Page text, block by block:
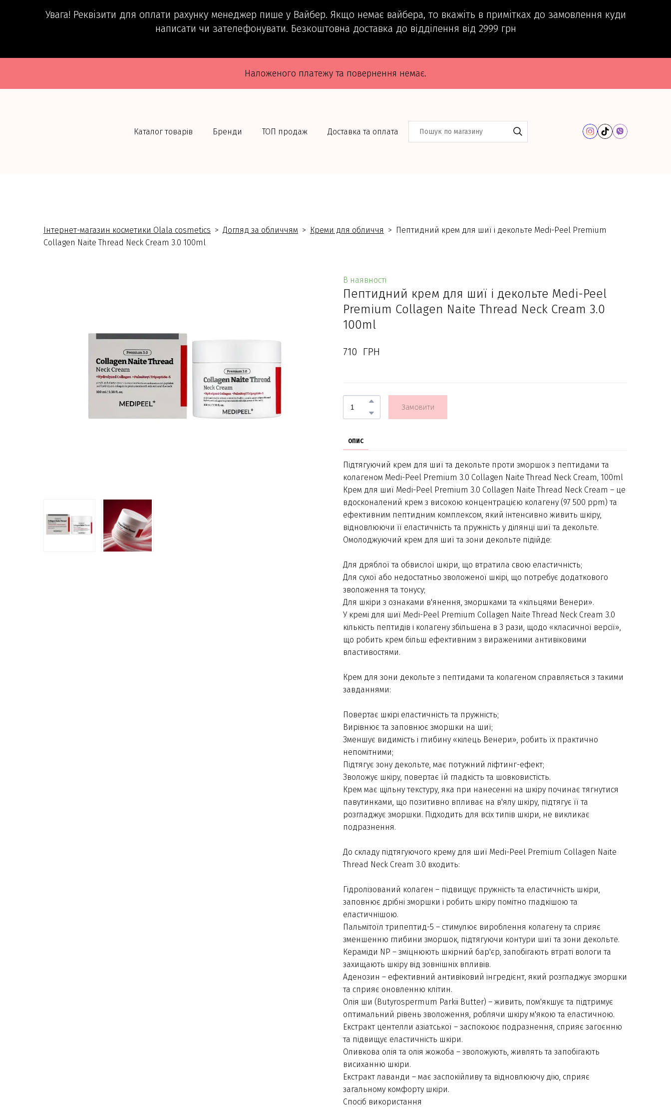
Увага! Реквізити для оплати рахунку менеджер пише у Вайбер. Якщо немає вайбера, то вкажіть в примітках до замовлення куди
написати чи зателефонувати. Безкоштовна доставка до відділення від 2999 грн
Наложеного платежу та повернення немає.
Каталог товарів Бренди ТОП продаж Доставка та оплата
Інтернет-магазин косметики Olala cosmetics Догляд за обличчям Креми для обличчя
Пептидний крем для шиї і декольте Medi-Peel Premium
Collagen Naite Thread Neck Cream 3.0 100ml
В наявності
Пептидний крем для шиї і декольте Medi-Peel
Premium Collagen Naite Thread Neck Cream 3.0
100ml
710  ГРН
Замовити
ОПИС
Підтягуючий крем для шиї та декольте проти зморшок з пептидами та
колагеном Medi-Peel Premium 3.0 Collagen Naite Thread Neck Cream, 100ml
Крем для шиї Medi-Peel Premium 3.0 Collagen Naite Thread Neck Cream – це
вдосконалений крем з високою концентрацією колагену (97 500 ppm) та
ефективним пептидним комплексом, який інтенсивно живить шкіру,
відновлюючи її еластичність та пружність у ділянці шиї та декольте.
Омолоджуючий крем для шиї та зони декольте підійде:
Для дряблої та обвислої шкіри, що втратила свою еластичність;
Для сухої або недостатньо зволоженої шкірі, що потребує додаткового
зволоження та тонусу;
Для шкіри з ознаками в'янення, зморшками та «кільцями Венери».
У кремі для шиї Medi-Peel Premium Collagen Naite Thread Neck Cream 3.0
кількість пептидів і колагену збільшена в 3 рази, щодо «класичної версії»,
що робить крем більш ефективним з вираженими антивіковими
властивостями.
Крем для зони декольте з пептидами та колагеном справляється з такими
завданнями:
Повертає шкірі еластичність та пружність;
Вирівнює та заповнює зморшки на шиї;
Зменшує видимість і глибину «кілець Венери», робить їх практично
непомітними;
Підтягує зону декольте, має потужний ліфтинг-ефект;
Зволожує шкіру, повертає їй гладкість та шовковистість.
Крем має щільну текстуру, яка при нанесенні на шкіру починає тягнутися
павутинками, що позитивно впливає на в'ялу шкіру, підтягує її та
розгладжує зморшки. Підходить для всіх типів шкіри, не викликає
подразнення.
До складу підтягуючого крему для шиї Medi-Peel Premium Collagen Naite
Thread Neck Cream 3.0 входить:
Гідролізований колаген – підвищує пружність та еластичність шкіри,
заповнює дрібні зморшки і робить шкіру помітно гладкішою та
еластичнішою.
Пальмітоїл трипептид-5 – стимулює вироблення колагену та сприяє
зменшенню глибини зморшок, підтягуючи контури шиї та зони декольте.
Кераміди NP – зміцнюють шкірний бар'єр, запобігають втраті вологи та
захищають шкіру від зовнішніх впливів.
Аденозин – ефективний антивіковий інгредієнт, який розгладжує зморшки
та сприяє оновленню клітин.
Олія ши (Butyrospermum Parkii Butter) – живить, пом'якшує та підтримує
оптимальний рівень зволоження, роблячи шкіру м'якою та еластичною.
Екстракт центелли азіатської – заспокоює подразнення, сприяє загоєнню
та підвищує еластичність шкіри.
Оливкова олія та олія жожоба – зволожують, живлять та запобігають
висиханню шкіри.
Екстракт лаванди – має заспокійливу та відновлюючу дію, сприяє
загальному комфорту шкіри.
Спосіб використання